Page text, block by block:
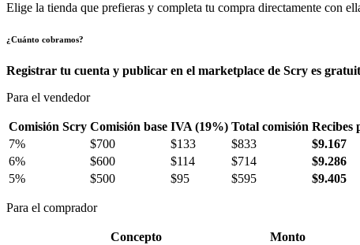
Elige la tienda que prefieras y completa tu compra directamente con
¿Cuánto cobramos?
Registrar tu cuenta y publicar en el marketplace de Scry es
Para el vendedor
Comisión Scry Comisión base IVA (19%) Total comisión Recibes
7%
$700 $133 $833
$9.167
6%
$600 $114 $714
$9.286
5%
$500 $95 $595 $9.405
Para el comprador
Concepto
Monto